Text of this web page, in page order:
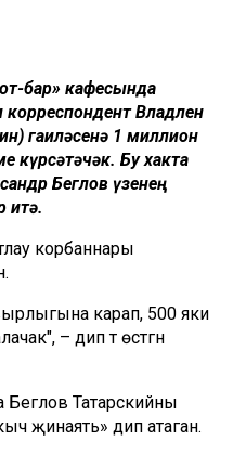
бар» кафесында
корреспондент Владлен
гаиләсенә 1 миллион
күрсәтәчәк. Бу хакта
Беглов үзенең
итә.
корбаннары
карап, 500 яки
– дип тә өстәгән
Беглов Татарскийны
җинаять» дип атаган.